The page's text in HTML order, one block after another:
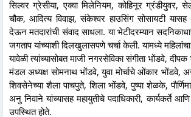
सिल्वर ग्रेसीया, एक्वा मिलेनियम, कोहिनूर ग्रंडीयुवर,
चौक, आदित्य विवाझ, संकेश्वर हाउसिंग सोसायटी
देऊन मतदारांची संवाद साधला. या भेटीदरम्यान
जगताप यांच्याशी दिलखुलासपणे चर्चा केली. यामध्ये
यावेळी त्यांच्यासोबत माजी नगरसेविका संगीता भोंडवे,
मंडल अध्यक्ष सोमनाथ भोंडवे, युवा मोर्चाचे ओंकार भोंडवे,
शिवसेनेच्या शैला पाचपुते, शिला भोंडवे, पुष्पा शेळके,
अनु निवाने यांच्यासह महायुतीचे पदाधिकारी, कार्यकर्ते
उपस्थित होते.